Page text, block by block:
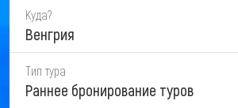
Куда?
Венгрия
Тип тура
Раннее бронирование туров